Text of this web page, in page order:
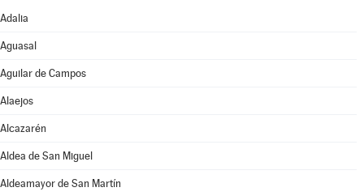
Adalia
Aguasal
Aguilar de Campos
Alaejos
Alcazarén
Aldea de San Miguel
Aldeamayor de San Martín